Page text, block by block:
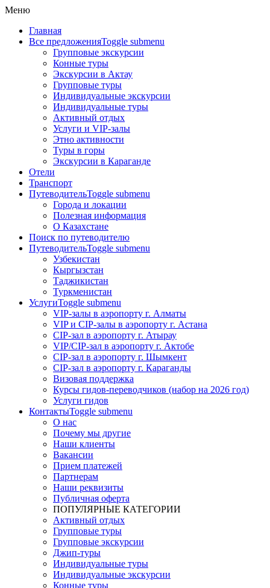
Меню
Главная
Все предложенияToggle submenu
Групповые экскурсии
Конные туры
Экскурсии в Актау
Групповые туры
Индивидуальные экскурсии
Индивидуальные туры
Активный отдых
Услуги и VIP-залы
Этно активности
Туры в горы
Экскурсии в Караганде
Отели
Транспорт
ПутеводительToggle submenu
Города и локации
Полезная информация
О Казахстане
Поиск по путеводителю
ПутеводительToggle submenu
Узбекистан
Кыргызстан
Таджикистан
Туркменистан
УслугиToggle submenu
VIP-залы в аэропорту г. Алматы
VIP и CIP-залы в аэропорту г. Астана
CIP-зал в аэропорту г. Атырау
VIP/CIP-зал в аэропорту г. Актобе
CIP-зал в аэропорту г. Шымкент
CIP-зал в аэропорту г. Караганды
Визовая поддержка
Курсы гидов-переводчиков (набор на 2026 год)
Услуги гидов
КонтактыToggle submenu
О нас
Почему мы другие
Наши клиенты
Вакансии
Прием платежей
Партнерам
Наши реквизиты
Публичная оферта
ПОПУЛЯРНЫЕ КАТЕГОРИИ
Активный отдых
Групповые туры
Групповые экскурсии
Джип-туры
Индивидуальные туры
Индивидуальные экскурсии
Конные туры